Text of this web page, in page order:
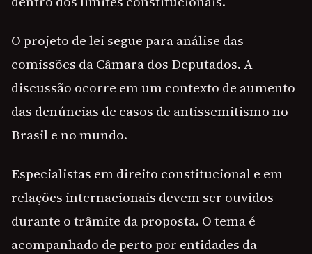
O projeto de lei segue para análise das
comissões da Câmara dos Deputados. A
discussão ocorre em um contexto de aumento
das denúncias de casos de antissemitismo no
Brasil e no mundo.
Especialistas em direito constitucional e em
relações internacionais devem ser ouvidos
durante o trâmite da proposta. O tema é
acompanhado de perto por entidades da